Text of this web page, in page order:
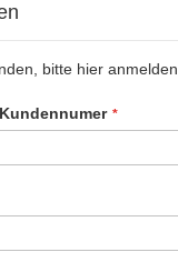
bitte hier anmelden.